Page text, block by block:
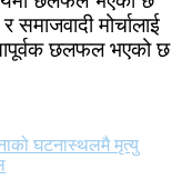
मोर्चालाई
छलफल भएको छ
घटनास्थलमै मृत्यु